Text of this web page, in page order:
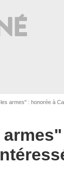
: honorée à Cannes,